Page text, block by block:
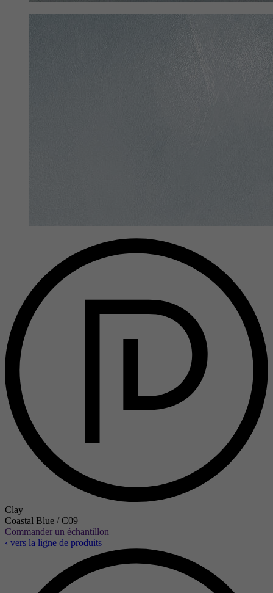
Clay
Coastal Blue / C09
Commander un échantillon
‹ vers la ligne de produits